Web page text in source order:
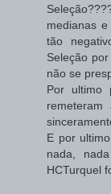
medianas
tão
Seleção
não se
Por ultimo
E por
nada,
HCTurquel